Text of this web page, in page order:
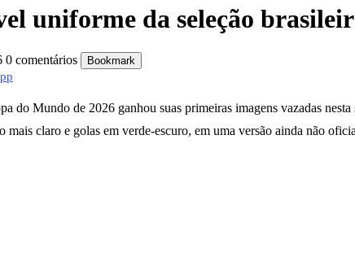
uniforme da seleção
0 comentários Bookmark
do Mundo de 2026 ganhou suas primeiras imagens vazadas
claro e golas em verde-escuro, em uma versão ainda não